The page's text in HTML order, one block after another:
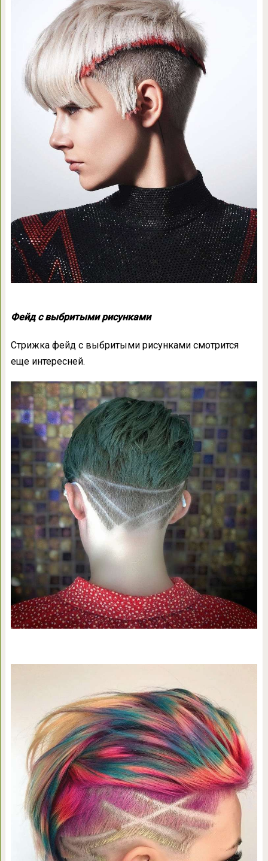
Фейд с выбритыми рисунками
Стрижка фейд с выбритыми рисунками смотрится
еще интересней.